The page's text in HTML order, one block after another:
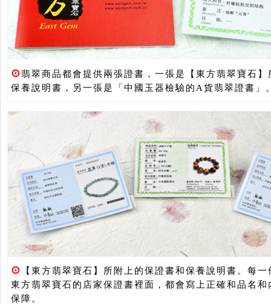
⊙翡翠商品都會提供兩張證書，一張是【東方翡翠寶石
保養說明書，另一張是「中國玉器檢驗的A貨翡翠證書」
⊙
【東方翡翠寶石】所附上的保證書和保養說明書。每
東方翡翠寶石的店家保證書裡面，都會寫上正確和品名
保障。